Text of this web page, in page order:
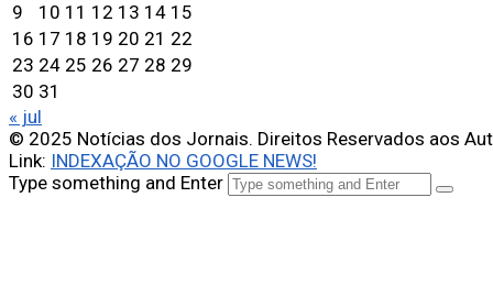
9
10 11 12 13 14 15
16 17 18 19 20 21 22
23 24 25 26 27 28 29
30 31
« jul
© 2025 Notícias dos Jornais. Direitos Reservados aos
Link: INDEXAÇÃO NO GOOGLE NEWS!
Type something and Enter